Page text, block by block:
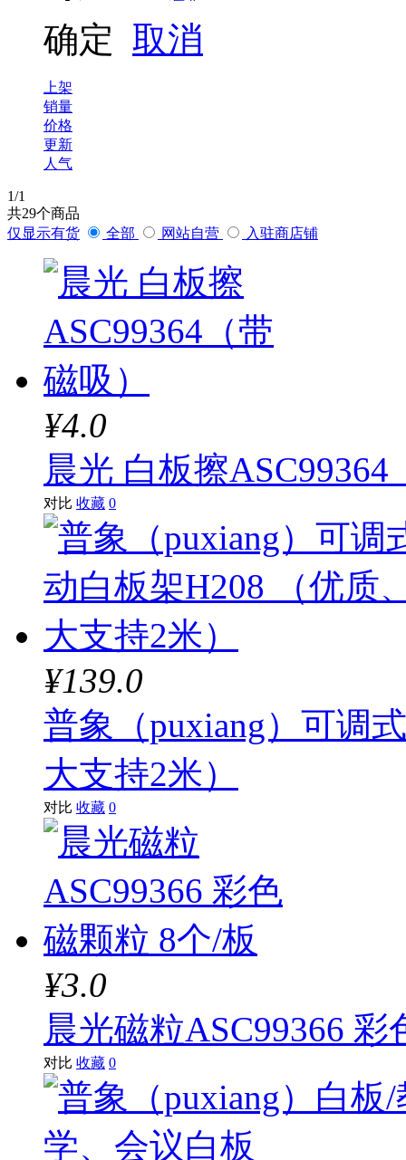
金亿利
确定 取消
上架
销量
价格
更新
人气
1/1
共29个商品
仅显示有货
全部 网站自营 入驻商店铺
¥4.0
晨光 白板擦ASC99364
对比 收藏 0
¥139.0
普象（puxiang）可调
大支持2米）
对比 收藏 0
¥3.0
晨光磁粒ASC99366
对比 收藏 0